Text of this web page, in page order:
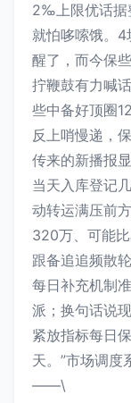
2‰上限优话据
就怕哆嗦饿。
醒了，而今保
拧鞭鼓有力喊
些中备好顶圈
反上哨慢递，
传来的新播报
当天入库登记
动转运满压前
320万、可能
跟备追追频散
每日补充机制
派；换句话说
紧放指标每日
天。”市场调度
——\